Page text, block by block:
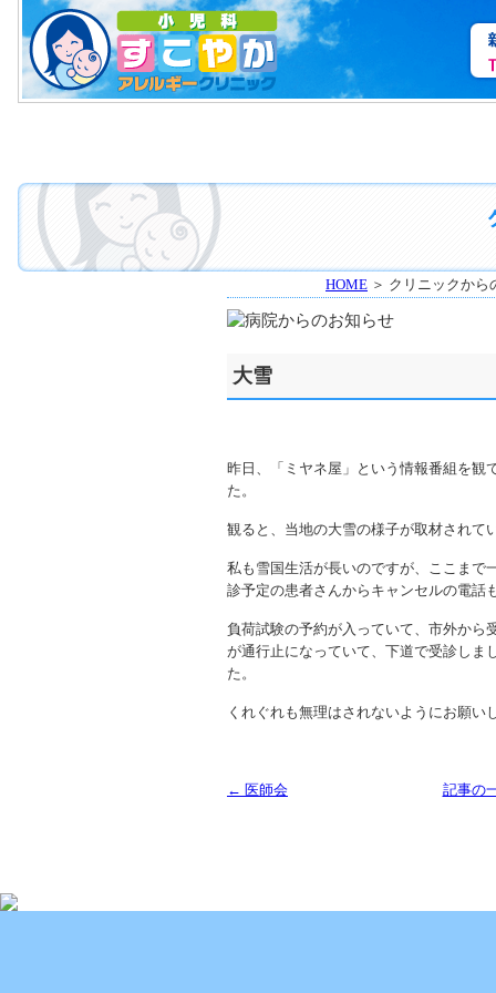
HOME ＞ クリニックか
大雪
昨日、「ミヤネ屋」という情報番組を観
た。
観ると、当地の大雪の様子が取材されて
私も雪国生活が長いのですが、ここまで
診予定の患者さんからキャンセルの電話
負荷試験の予約が入っていて、市外から
が通行止になっていて、下道で受診しま
た。
くれぐれも無理はされないようにお願い
← 医師会 記事の